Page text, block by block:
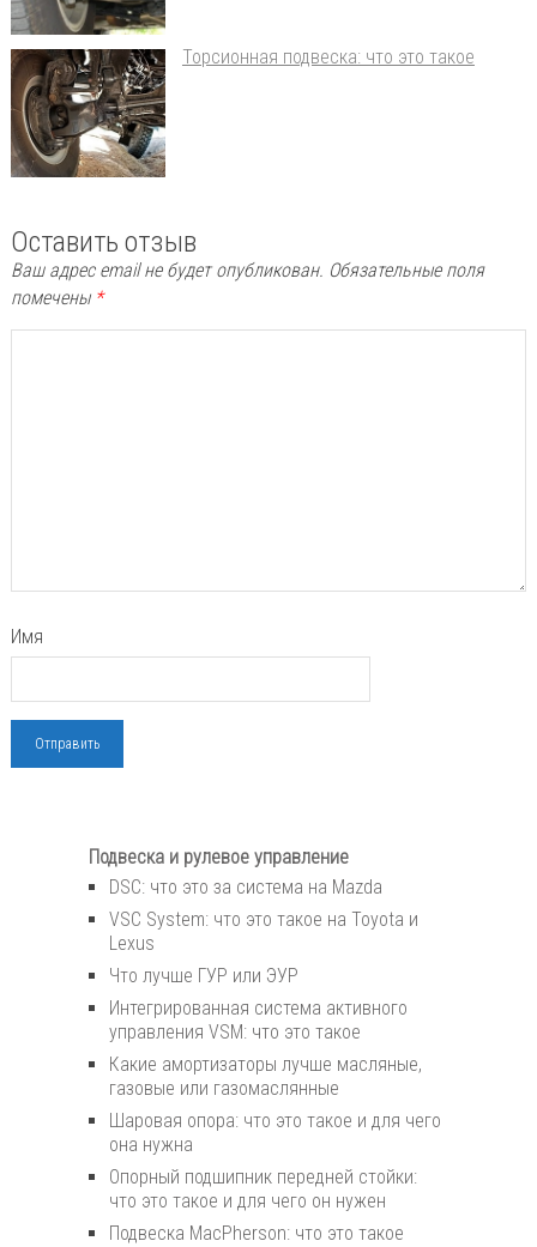
Торсионная подвеска: что это такое
Оставить отзыв
Ваш адрес email не будет опубликован. Обязательные поля
помечены *
Имя
Подвеска и рулевое управление
DSC: что это за система на Mazda
VSC System: что это такое на Toyota и
Lexus
Что лучше ГУР или ЭУР
Интегрированная система активного
управления VSM: что это такое
Какие амортизаторы лучше масляные,
газовые или газомаслянные
Шаровая опора: что это такое и для чего
она нужна
Опорный подшипник передней стойки:
что это такое и для чего он нужен
Подвеска MacPherson: что это такое